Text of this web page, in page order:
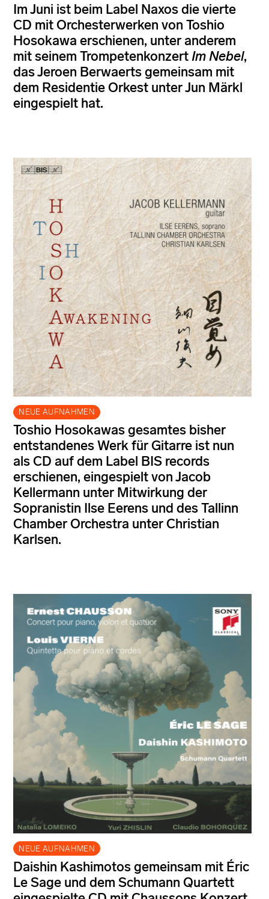
Im Juni ist beim Label Naxos die vierte
CD mit Orchesterwerken von Toshio
Hosokawa erschienen, unter anderem
mit seinem TrompetenkonzertIm Nebel,
das Jeroen Berwaerts gemeinsam mit
dem Residentie Orkest unter Jun Märkl
eingespielt hat.
NEUE AUFNAHMEN
Toshio Hosokawas gesamtes bisher
entstandenes Werk für Gitarre ist nun
als CD auf dem Label BIS records
erschienen, eingespielt von Jacob
Kellermann unter Mitwirkung der
Sopranistin Ilse Eerens und des Tallinn
Chamber Orchestra unter Christian
Karlsen.
NEUE AUFNAHMEN
Daishin Kashimotos gemeinsam mit Éric
Le Sage und dem Schumann Quartett